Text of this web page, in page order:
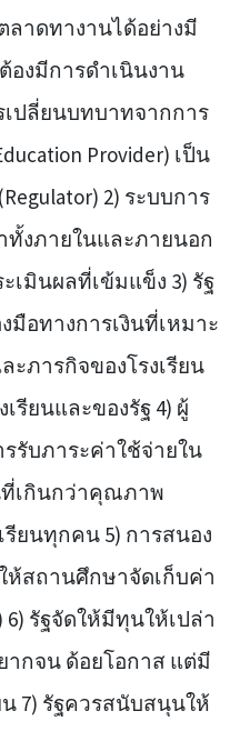
ลาดทางานได้อย่างมี
องมีการดำเนินงาน
เปลี่ยนบทบาทจากการ
Provider) เป็น
2) ระบบการ
งภายในและภายนอก
เมินผลที่เข้มแข็ง 3) รัฐ
มือทางการเงินที่เหมาะ
ภารกิจของโรงเรียน
รียนและของรัฐ 4) ผู้
รับภาระค่าใช้จ่ายใน
เกินกว่าคุณภาพ
ยนทุกคน 5) การสนอง
ห้สถานศึกษาจัดเก็บค่า
6) รัฐจัดให้มีทุนให้เปล่า
ากจน ด้อยโอกาส แต่มี
7) รัฐควรสนับสนุนให้